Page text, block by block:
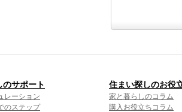
のサポート
レーション
のステップ
住まい探しのお役
家と暮らしのコラム
購入お役立ちコラム